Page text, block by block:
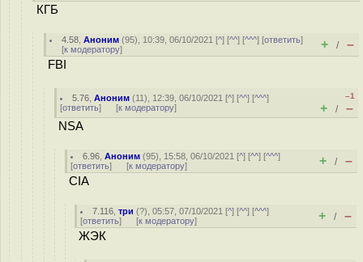
КГБ
4.58 ,Аноним (95), 10:39, 06/10/2021 [^] [^^] [^^^] [ответить]
[к модератору] + / –
FBI
5.76 ,Аноним (11), 12:39, 06/10/2021 [^] [^^] [^^^]
[ответить] [к модератору]
–1
+ / –
NSA
6.96 ,Аноним (95), 15:58, 06/10/2021 [^] [^^] [^^^]
[ответить] [к модератору] + / –
CIA
7.116 ,три (?), 05:57, 07/10/2021 [^] [^^] [^^^]
[ответить] [к модератору] + / –
ЖЭК